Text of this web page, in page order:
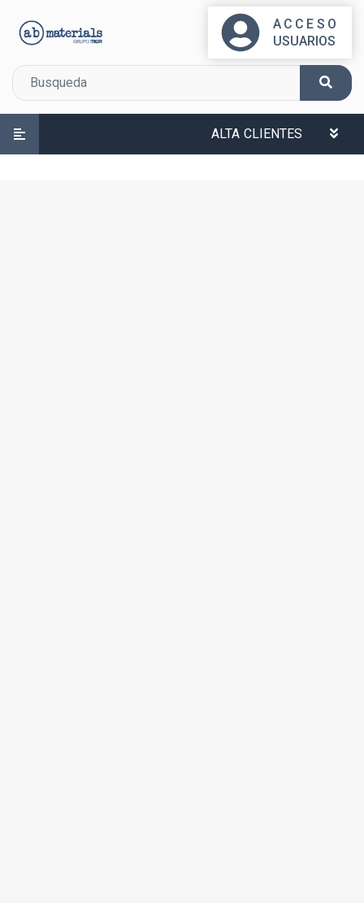
ACCESO
USUARIOS
ALTA CLIENTES